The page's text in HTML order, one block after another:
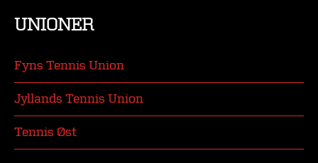
UNIONER
Fyns Tennis Union
Jyllands Tennis Union
Tennis Øst